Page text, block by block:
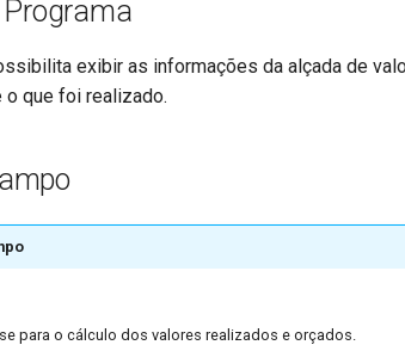
exibir as informações da alçada de
que foi realizado.
para o cálculo dos valores realizados e orçados.